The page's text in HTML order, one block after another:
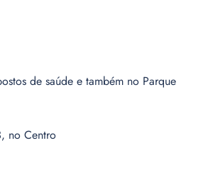
de saúde e também no Parque
no Centro